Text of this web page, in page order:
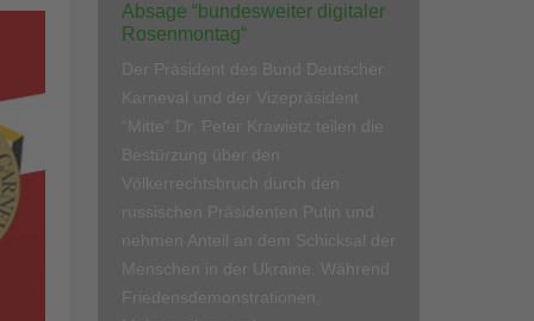
Absage “bundesweiter digitaler
Rosenmontag“